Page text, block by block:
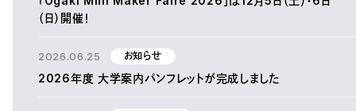
（日）開催！
2026.06.25 お知らせ
2026年度 大学案内パンフレットが完成しました